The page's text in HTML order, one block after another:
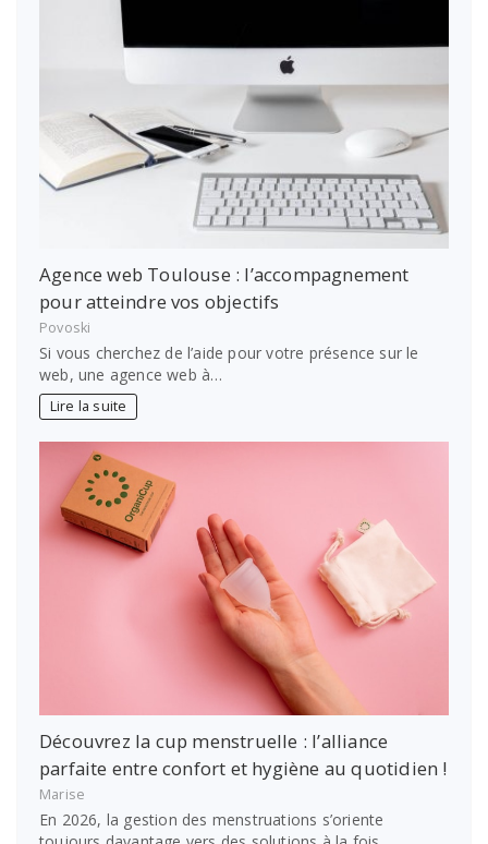
Agence web Toulouse : l’accompagnement
pour atteindre vos objectifs
Povoski
Si vous cherchez de l’aide pour votre présence sur le
web, une agence web à…
Lire la suite
Découvrez la cup menstruelle : l’alliance
parfaite entre confort et hygiène au quotidien !
Marise
En 2026, la gestion des menstruations s’oriente